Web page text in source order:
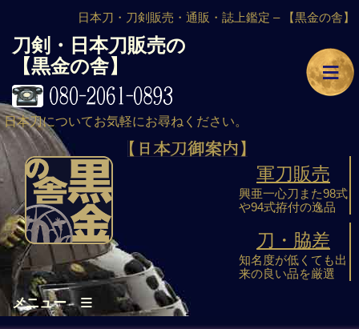
≡
日本刀・刀剣販売・通販・誌上鑑定 – 【黒金の舎】
刀剣・日本刀販売の
【黒金の舎】
日本刀についてお気軽にお尋ねください。
軍刀販売
興亜一心刀また98式
や94式拵付の逸品
刀・脇差
知名度が低くても出
来の良い品を厳選
メニュー≡